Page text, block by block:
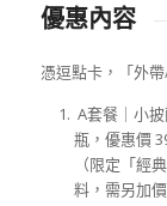
優惠內容
憑逗點卡，「外
A套餐｜小
瓶，優惠價
（限定「經
料，需另加價